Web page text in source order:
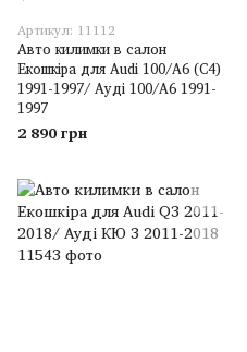
Артикул: 11112
Авто килимки в салон
Екошкіра для Audi 100/A6 (C4)
1991-1997/ Ауді 100/А6 1991-
1997
2 890 грн